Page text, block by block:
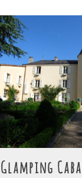
Glamping